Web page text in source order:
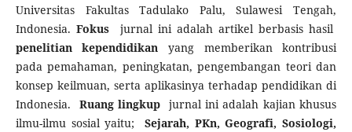
Universitas Fakultas Tadulako Palu, Sulawesi Tengah,
Indonesia. Fokusjurnal ini adalah artikel berbasis hasil
penelitian kependidikan yang memberikan kontribusi
pada pemahaman, peningkatan, pengembangan teori dan
konsep keilmuan, serta aplikasinya terhadap pendidikan di
Indonesia. Ruang lingkup jurnal ini adalah kajian khusus
ilmu-ilmu sosial yaitu;Sejarah, PKn, Geografi, Sosiologi,